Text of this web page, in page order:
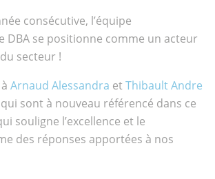
consécutive, l’équipe
DBA se positionne comme un acteur
secteur !
Arnaud Alessandra etThibault Andre
sont à nouveau référencé dans ce
souligne l’excellence et le
des réponses apportées à nos